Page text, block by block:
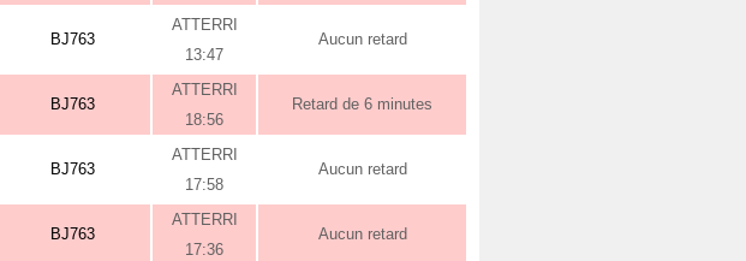
BJ763
ATTERRI
13:47
Aucun retard
BJ763
ATTERRI
18:56
Retard de 6 minutes
BJ763
ATTERRI
17:58
Aucun retard
BJ763
ATTERRI
17:36
Aucun retard